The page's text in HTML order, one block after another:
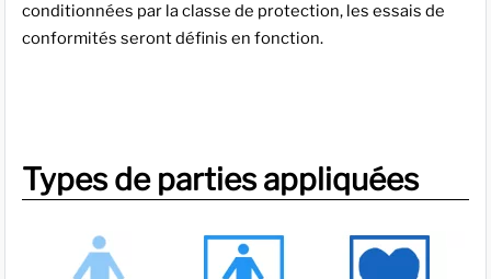
conditionnées par la classe de protection, les essais de
conformités seront définis en fonction.
Types de parties appliquées